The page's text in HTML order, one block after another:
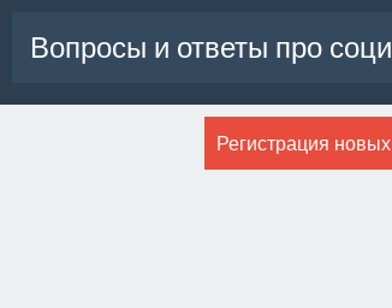
Вопросы и ответы про
Регистрация